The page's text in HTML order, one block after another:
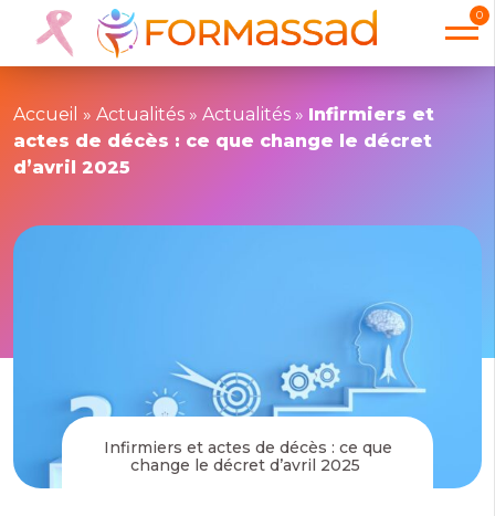
0
Accueil » Actualités » Actualités » Infirmiers et
actes de décès : ce que change le décret
d’avril 2025
Infirmiers et actes de décès : ce que
change le décret d’avril 2025